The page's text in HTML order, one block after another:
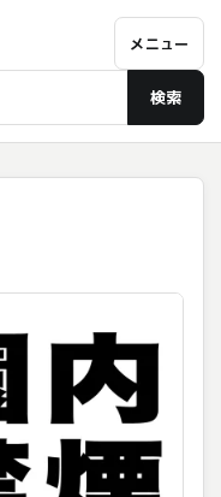
検索
メニュー